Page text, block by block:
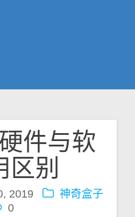
件与软
区别
2019
神奇盒子
0